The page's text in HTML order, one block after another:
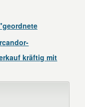
kräftig mit